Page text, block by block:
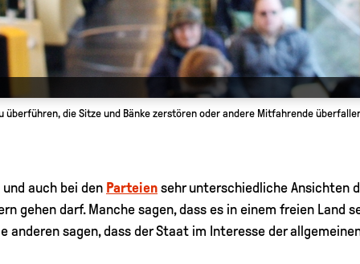
die Sitze und Bänke zerstören oder andere Mitfahrende
auch bei den Parteien sehr unterschiedliche Ansichten
gehen darf. Manche sagen, dass es in einem freien Land
anderen sagen, dass der Staat im Interesse der